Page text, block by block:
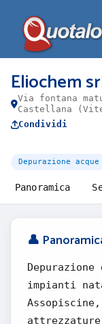
Eliochem
Via fontana
Castellana
Condividi
Depurazione acque
Panoramica
👤
impianti